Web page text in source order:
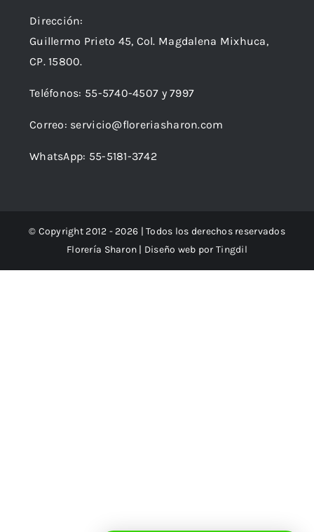
Dirección:
Guillermo Prieto 45, Col. Magdalena Mixhuca,
CP. 15800.
Teléfonos: 55-5740-4507 y7997
Correo: servicio@floreriasharon.com
WhatsApp: 55-5181-3742
© Copyright 2012 - 2026 | Todos los derechos reservados
Florería Sharon | Diseño web porTingdil